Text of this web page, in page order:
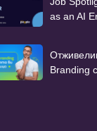
as an AI
Branding